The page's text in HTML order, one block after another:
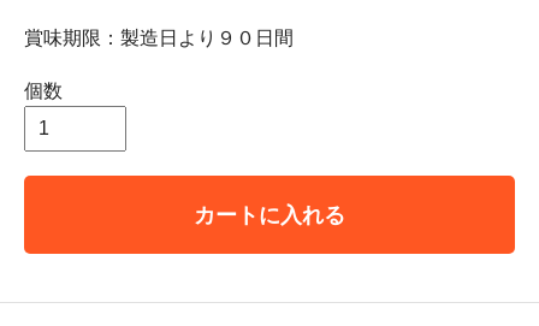
賞味期限：製造日より９０日間
個数
カートに入れる